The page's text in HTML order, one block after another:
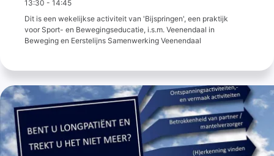
13:30 - 14:45
Dit is een wekelijkse activiteit van 'Bijspringen', een praktijk
voor Sport- en Bewegingseducatie, i.s.m. Veenendaal in
Beweging en Eerstelijns Samenwerking Veenendaal